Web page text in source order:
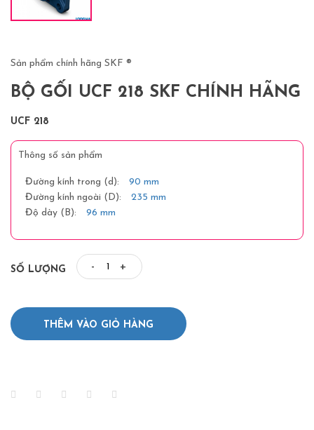
Sản phẩm chính hãng SKF ®
BỘ GỐI UCF 218 SKF CHÍNH HÃNG
UCF 218
Thông số sản phẩm
Đường kính trong (d):
90 mm
Đường kính ngoài (D):
235 mm
Độ dày (B):
96 mm
SỐ LƯỢNG - +
THÊM VÀO GIỎ HÀNG